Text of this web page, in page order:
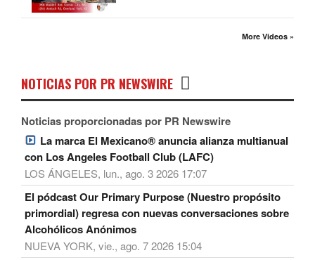
More Videos »
NOTICIAS POR PR NEWSWIRE
Noticias proporcionadas por PR Newswire
La marca El Mexicano® anuncia alianza multianual
con Los Angeles Football Club (LAFC)
LOS ÁNGELES, lun., ago. 3 2026 17:07
El pódcast Our Primary Purpose (Nuestro propósito
primordial) regresa con nuevas conversaciones sobre
Alcohólicos Anónimos
NUEVA YORK, vie., ago. 7 2026 15:04